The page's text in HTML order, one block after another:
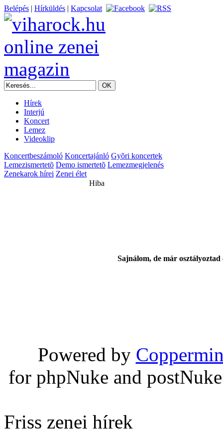
Belépés | Hírküldés | Kapcsolat
Hírek
Interjú
Koncert
Lemez
Videoklip
Koncertbeszámoló Koncertajánló Gyõri koncertek
Lemezismertetõ Demo ismertetõ Lemezmegjelenés
Zenekarok hírei Zenei élet
Hiba
Sajnálom, de már
Powered by
for phpNuke and
Friss zenei hírek